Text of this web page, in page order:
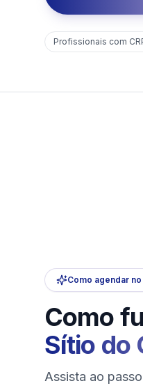
Profissionais com
Como agendar
Como
Sítio do
Assista ao